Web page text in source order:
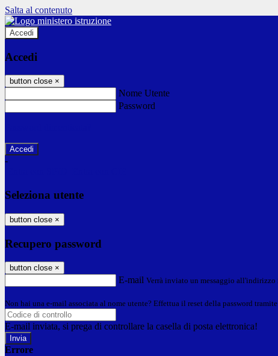
Salta al contenuto
Accedi
Accedi
button close ×
Nome Utente
Password
-
Seleziona utente
button close ×
Recupero password
button close ×
E-mail Verrà inviato un messaggio
Non hai una e-mail associata al nome utente? Effettua il reset della password
E-mail inviata, si prega di controllare la casella di posta elettronica!
Errore